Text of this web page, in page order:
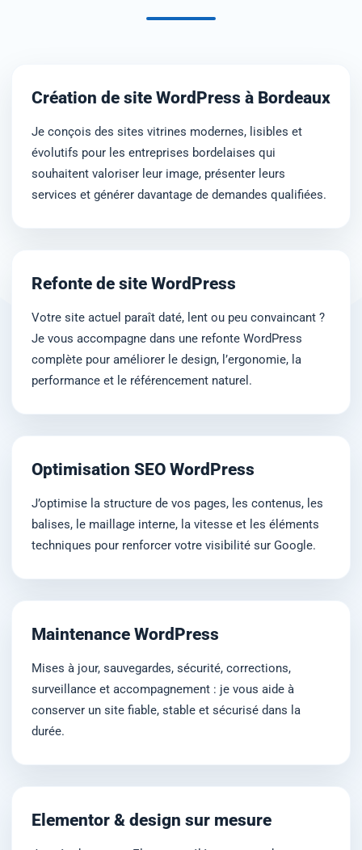
Création de site WordPress à Bordeaux
Je conçois des sites vitrines modernes, lisibles et
évolutifs pour les entreprises bordelaises qui
souhaitent valoriser leur image, présenter leurs
services et générer davantage de demandes qualifiées.
Refonte de site WordPress
Votre site actuel paraît daté, lent ou peu convaincant ?
Je vous accompagne dans une refonte WordPress
complète pour améliorer le design, l’ergonomie, la
performance et le référencement naturel.
Optimisation SEO WordPress
J’optimise la structure de vos pages, les contenus, les
balises, le maillage interne, la vitesse et les éléments
techniques pour renforcer votre visibilité sur Google.
Maintenance WordPress
Mises à jour, sauvegardes, sécurité, corrections,
surveillance et accompagnement : je vous aide à
conserver un site fiable, stable et sécurisé dans la
durée.
Elementor & design sur mesure